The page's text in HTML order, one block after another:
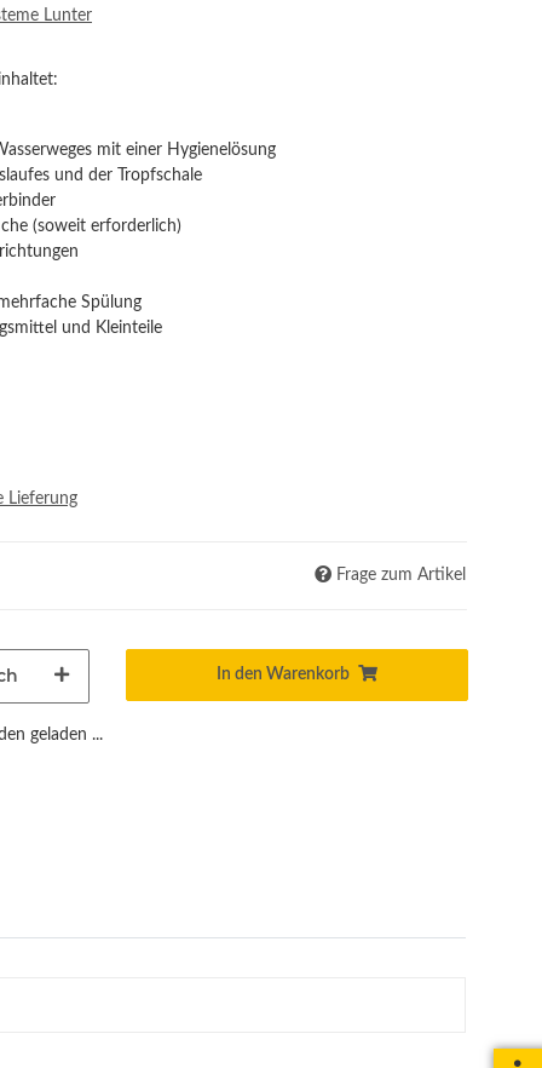
Lunter
mit einer Hygienelösung
und der Tropfschale
(soweit erforderlich)
Spülung
und Kleinteile
Lieferung
Frage zum Artikel
In den Warenkorb
geladen ...